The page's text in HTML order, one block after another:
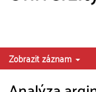
Zobrazit záznam